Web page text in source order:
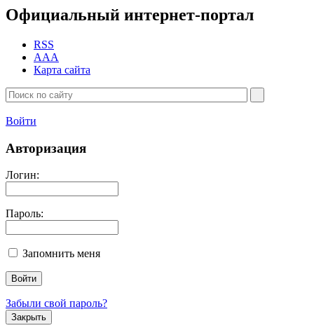
Официальный интернет-портал
RSS
AAA
Карта сайта
Войти
Авторизация
Логин:
Пароль:
Запомнить меня
Забыли свой пароль?
Закрыть